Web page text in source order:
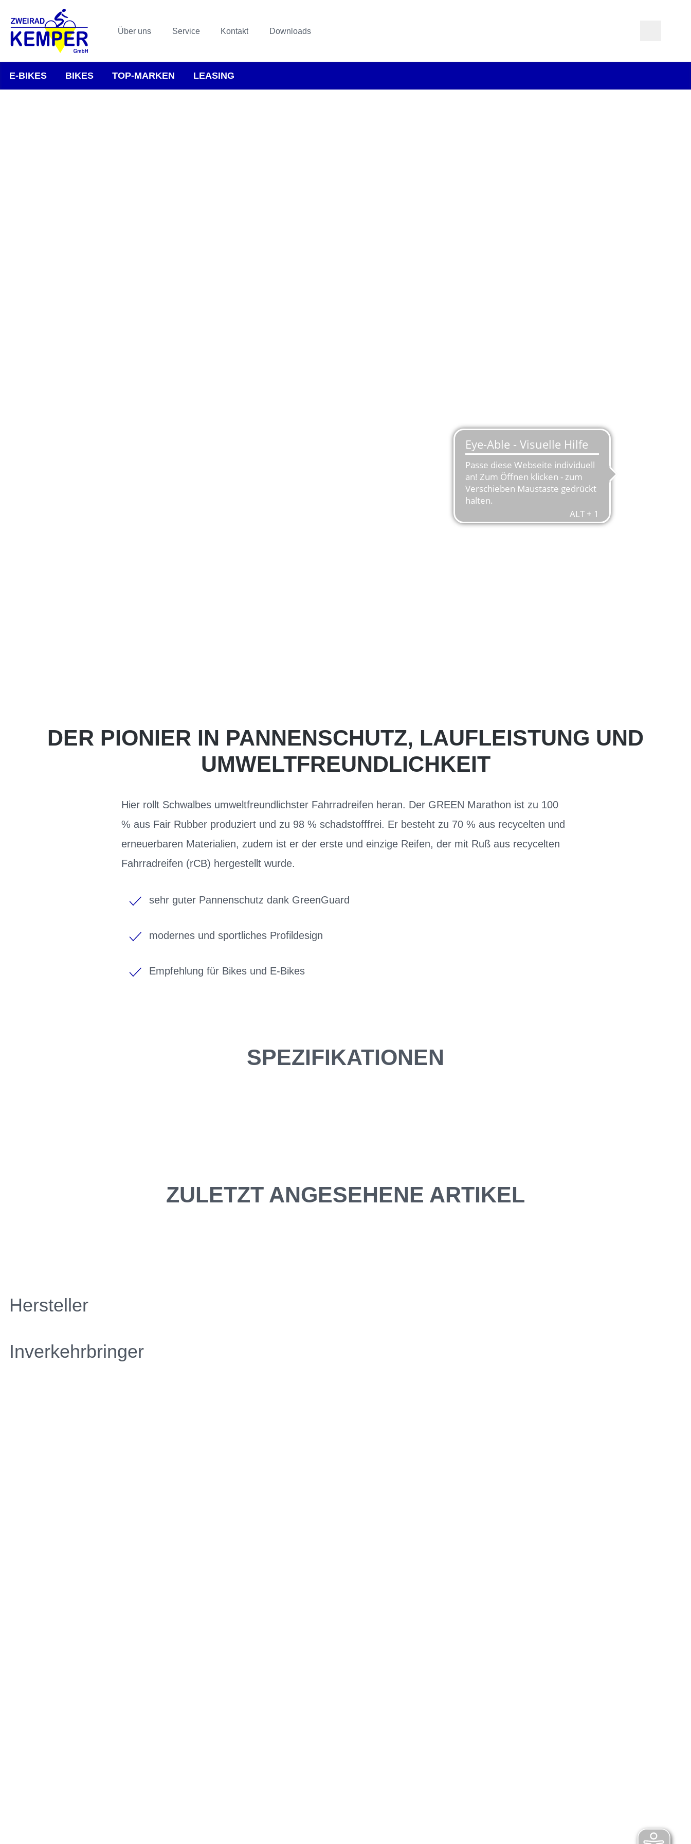
Über uns Service Kontakt Downloads
E-BIKES BIKES TOP-MARKEN LEASING
DER PIONIER IN PANNENSCHUTZ, LAUFLEISTUNG UND
UMWELTFREUNDLICHKEIT
Hier rollt Schwalbes umweltfreundlichster Fahrradreifen heran. Der GREEN Marathon ist zu 100
% aus Fair Rubber produziert und zu 98 % schadstofffrei. Er besteht zu 70 % aus recycelten und
erneuerbaren Materialien, zudem ist er der erste und einzige Reifen, der mit Ruß aus recycelten
Fahrradreifen (rCB) hergestellt wurde.
sehr guter Pannenschutz dank GreenGuard
modernes und sportliches Profildesign
Empfehlung für Bikes und E-Bikes
SPEZIFIKATIONEN
ZULETZT ANGESEHENE ARTIKEL
Hersteller
Inverkehrbringer